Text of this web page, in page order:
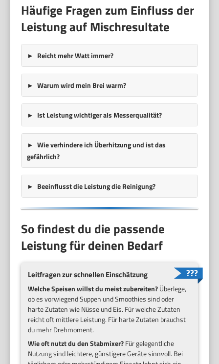
Häufige Fragen zum Einfluss der
Leistung auf Mischresultate
Reicht mehr Watt immer?
Warum wird mein Brei warm?
Ist Leistung wichtiger als Messerqualität?
Wie verhindere ich Überhitzung und ist das
gefährlich?
Beeinflusst die Leistung die Reinigung?
So findest du die passende
Leistung für deinen Bedarf
Leitfragen zur schnellen Einschätzung
Welche Speisen willst du meist zubereiten?Überlege,
ob es vorwiegend Suppen und Smoothies sind oder
harte Zutaten wie Nüsse und Eis. Für weiche Zutaten
reicht oft mittlere Leistung. Für harte Zutaten brauchst
du mehr Drehmoment.
Wie oft nutzt du den Stabmixer?Für gelegentliche
Nutzung sind leichtere, günstigere Geräte sinnvoll. Bei